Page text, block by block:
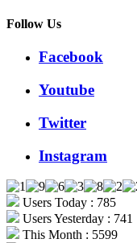
Follow Us
Facebook
Youtube
Twitter
Instagram
Users Today : 785
Users Yesterday : 741
This Month : 5599